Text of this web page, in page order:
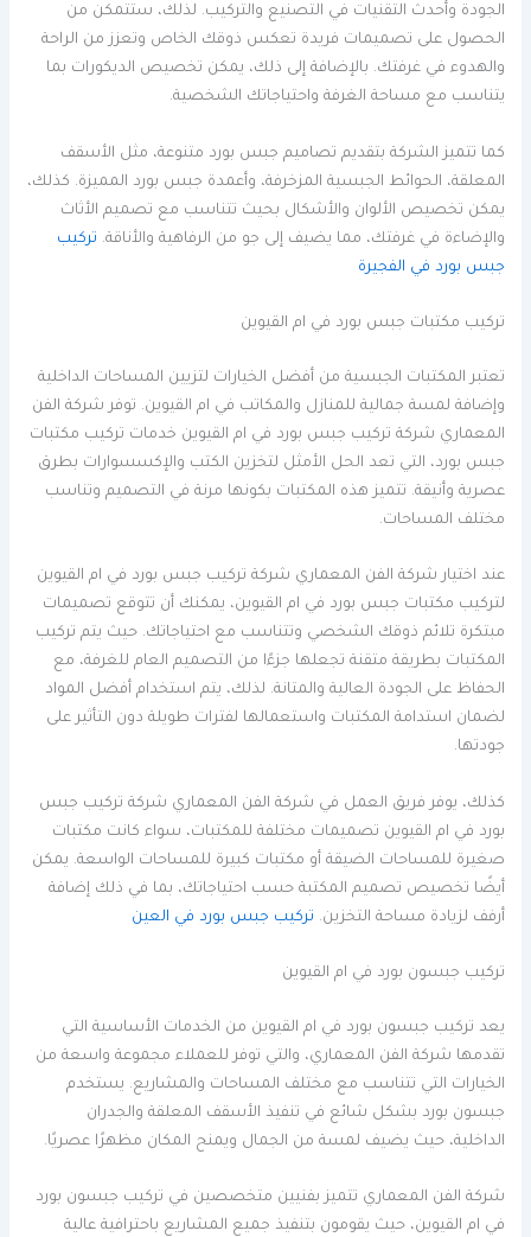
الجودة وأحدث التقنيات في التصنيع والتركيب. لذلك، ستتمكن من
الحصول على تصميمات فريدة تعكس ذوقك الخاص وتعزز من الراحة
والهدوء في غرفتك. بالإضافة إلى ذلك، يمكن تخصيص الديكورات بما
يتناسب مع مساحة الغرفة واحتياجاتك الشخصية.
كما تتميز الشركة بتقديم تصاميم جبس بورد متنوعة، مثل الأسقف
المعلقة، الحوائط الجبسية المزخرفة، وأعمدة جبس بورد المميزة. كذلك،
يمكن تخصيص الألوان والأشكال بحيث تتناسب مع تصميم الأثاث
والإضاءة في غرفتك، مما يضيف إلى جو من الرفاهية والأناقة. تركيب
جبس بورد في الفجيرة
تركيب مكتبات جبس بورد في ام القيوين
تعتبر المكتبات الجبسية من أفضل الخيارات لتزيين المساحات الداخلية
وإضافة لمسة جمالية للمنازل والمكاتب في ام القيوين. توفر شركة الفن
المعماري شركة تركيب جبس بورد في ام القيوين خدمات تركيب مكتبات
جبس بورد، التي تعد الحل الأمثل لتخزين الكتب والإكسسوارات بطرق
عصرية وأنيقة. تتميز هذه المكتبات بكونها مرنة في التصميم وتناسب
مختلف المساحات.
عند اختيار شركة الفن المعماري شركة تركيب جبس بورد في ام القيوين
لتركيب مكتبات جبس بورد في ام القيوين، يمكنك أن تتوقع تصميمات
مبتكرة تلائم ذوقك الشخصي وتتناسب مع احتياجاتك. حيث يتم تركيب
المكتبات بطريقة متقنة تجعلها جزءًا من التصميم العام للغرفة، مع
الحفاظ على الجودة العالية والمتانة. لذلك، يتم استخدام أفضل المواد
لضمان استدامة المكتبات واستعمالها لفترات طويلة دون التأثير على
جودتها.
كذلك، يوفر فريق العمل في شركة الفن المعماري شركة تركيب جبس
بورد في ام القيوين تصميمات مختلفة للمكتبات، سواء كانت مكتبات
صغيرة للمساحات الضيقة أو مكتبات كبيرة للمساحات الواسعة. يمكن
أيضًا تخصيص تصميم المكتبة حسب احتياجاتك، بما في ذلك إضافة
أرفف لزيادة مساحة التخزين. تركيب جبس بورد في العين
تركيب جبسون بورد في ام القيوين
يعد تركيب جبسون بورد في ام القيوين من الخدمات الأساسية التي
تقدمها شركة الفن المعماري، والتي توفر للعملاء مجموعة واسعة من
الخيارات التي تتناسب مع مختلف المساحات والمشاريع. يستخدم
جبسون بورد بشكل شائع في تنفيذ الأسقف المعلقة والجدران
الداخلية، حيث يضيف لمسة من الجمال ويمنح المكان مظهرًا عصريًا.
شركة الفن المعماري تتميز بفنيين متخصصين في تركيب جبسون بورد
في ام القيوين، حيث يقومون بتنفيذ جميع المشاريع باحترافية عالية